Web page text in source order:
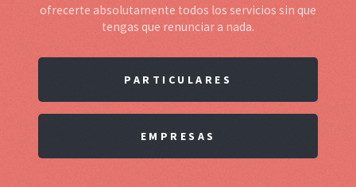
ofrecerte absolutamente todos los servicios sin que
tengas que renunciar a nada.
PARTICULARES
EMPRESAS